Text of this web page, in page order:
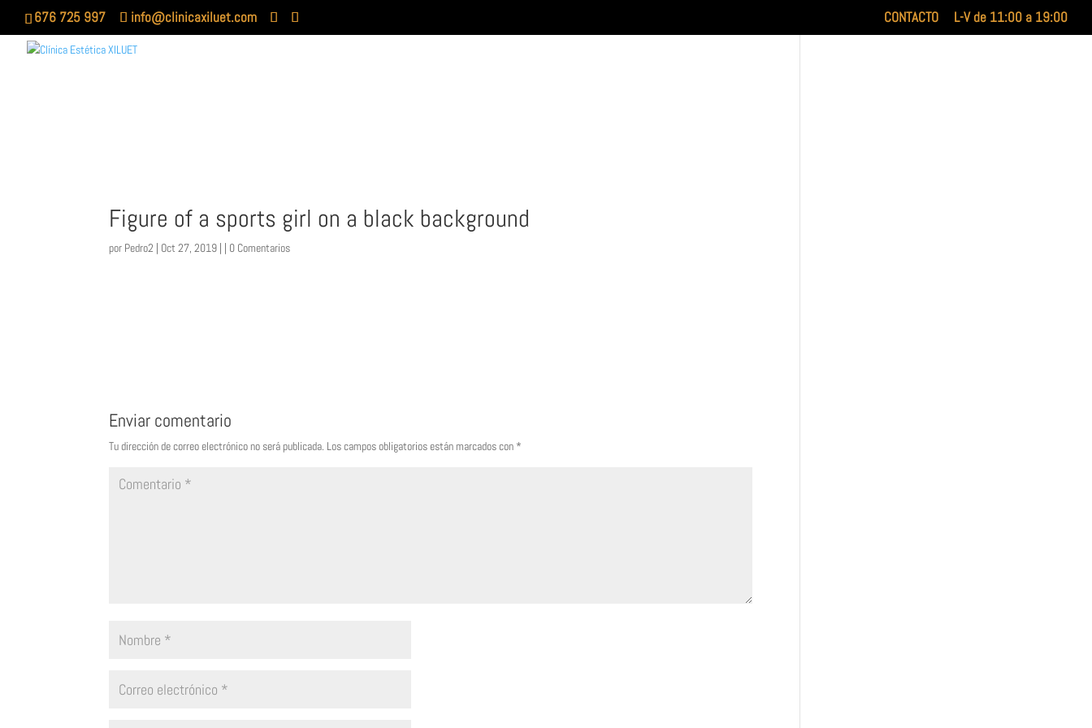
676 725 997 info@clinicaxiluet.com CONTACTO L-V de 11:00 a 19:00
Figure of a sports girl on a black background
por Pedro2 | Oct 27, 2019 | | 0 Comentarios
Enviar comentario
Tu dirección de correo electrónico no será publicada. Los campos obligatorios están marcados con *